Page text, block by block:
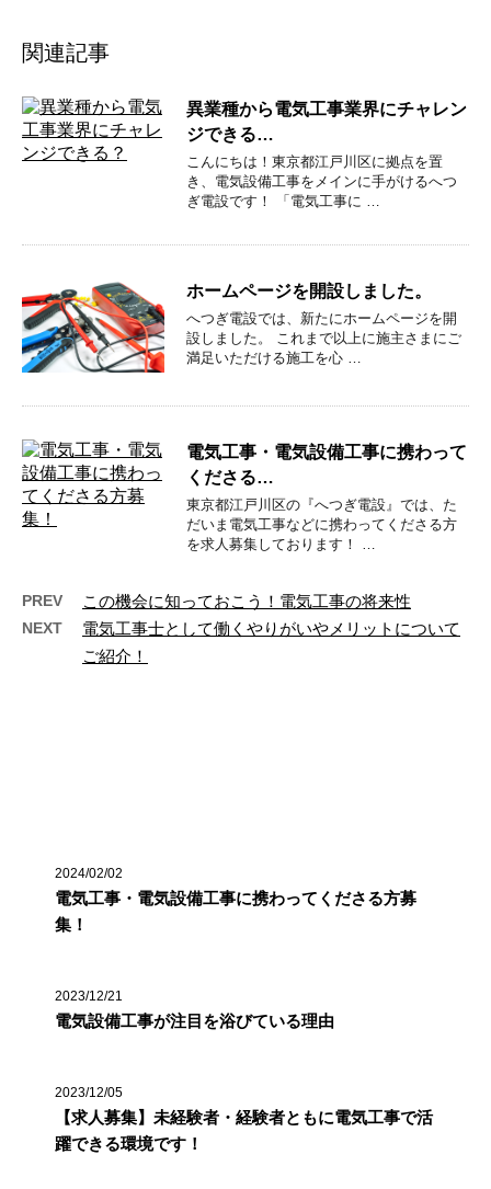
関連記事
異業種から電気工事業界にチャレン
ジできる…
こんにちは！東京都江戸川区に拠点を置
き、電気設備工事をメインに手がけるへつ
ぎ電設です！ 「電気工事に …
ホームページを開設しました。
へつぎ電設では、新たにホームページを開
設しました。 これまで以上に施主さまにご
満足いただける施工を心 …
電気工事・電気設備工事に携わって
くださる…
東京都江戸川区の『へつぎ電設』では、た
だいま電気工事などに携わってくださる方
を求人募集しております！ …
PREV この機会に知っておこう！電気工事の将来性
NEXT
電気工事士として働くやりがいやメリットについて
ご紹介！
2024/02/02
電気工事・電気設備工事に携わってくださる方募
集！
2023/12/21
電気設備工事が注目を浴びている理由
2023/12/05
【求人募集】未経験者・経験者ともに電気工事で活
躍できる環境です！